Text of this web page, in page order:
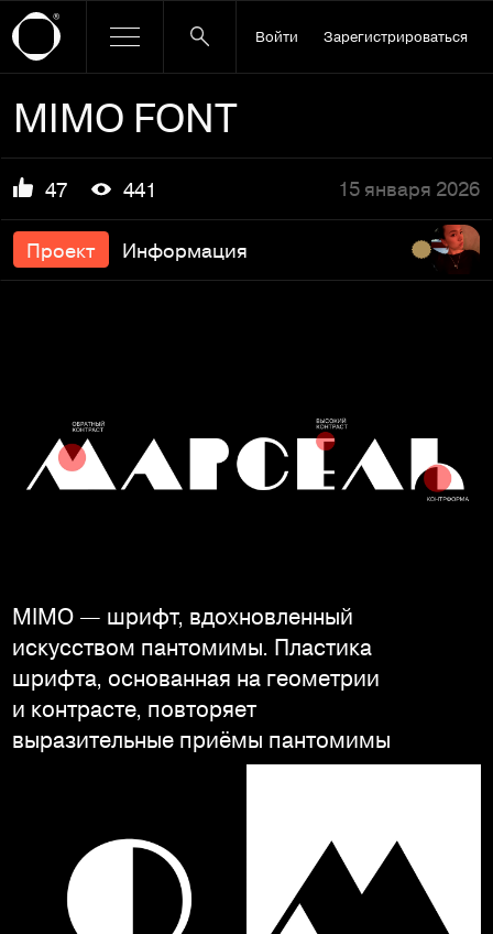
Войти Зарегистрироваться
MIMO FONT
47 441 15 января 2026
Проект Информация
MIMO — шрифт, вдохновленный
искусством пантомимы. Пластика
шрифта, основанная на геометрии
и контрасте, повторяет
выразительные приёмы пантомимы